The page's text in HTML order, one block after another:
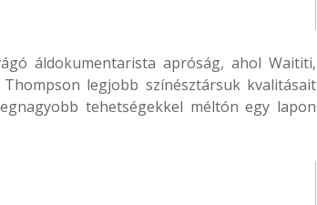
áldokumentarista apróság, ahol Waititi,
legjobb színésztársuk kvalitásait
tehetségekkel méltón egy lapon